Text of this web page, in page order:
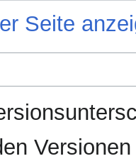
Seite